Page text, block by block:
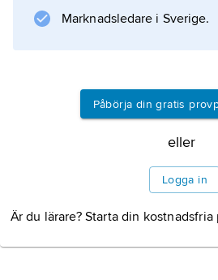
(1911) – användes i
i historia under flera
Information om
Marknadsledare i Sverige.
Påbörja din gratis
eller
Logga in
Är du lärare? Starta din